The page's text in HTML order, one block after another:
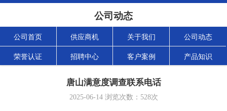
公司动态
公司首页 供应商机 关于我们 公司动态
荣誉认证 招聘中心 客户案例 产品知识
唐山满意度调查联系电话
2025-06-14浏览次数： 528次